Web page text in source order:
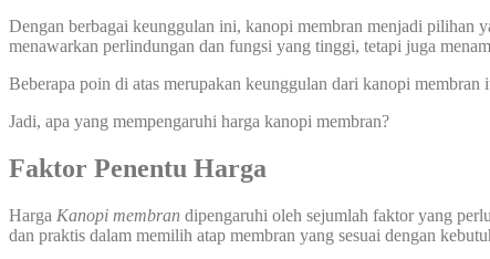
Dengan berbagai keunggulan ini, kanopi membran menjadi pilihan
menawarkan perlindungan dan fungsi yang tinggi, tetapi juga
Beberapa poin di atas merupakan keunggulan dari kanopi
Jadi, apa yang mempengaruhi harga kanopi membran?
Faktor Penentu Harga
Harga Kanopi membran dipengaruhi oleh sejumlah faktor yang
dan praktis dalam memilih atap membran yang sesuai dengan